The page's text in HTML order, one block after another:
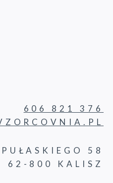
606 821 376
PUŁASKIEGO 58
62-800 KALISZ